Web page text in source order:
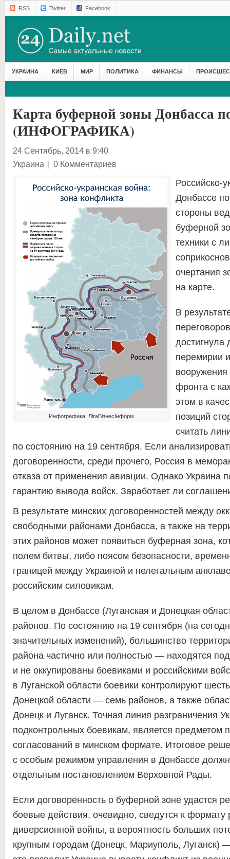
RSS Twitter Facebook
УКРАИНА КИЕВ МИР ПОЛИТИКА ФИНАНСЫ
Карта буферной зоны Донбасса
(ИНФОГРАФИКА)
24 Сентябрь, 2014 в 9:40
Украина | 0 Комментариев
Инфографика: ЛігаБізнесІнформ
Российско-
Донбассе
стороны
буферной
техники с
очертания
на карте.
В
достигнула
перемирии
вооружения
фронта с
этом в
позиций
считать
по состоянию на 19 сентября. Если
договоренности, среди прочего, Россия в
отказа от применения авиации. Однако Украина
гарантию вывода войск. Заработает ли
В результате минских договоренностей между
свободными районами Донбасса, а также на
этих районов может появиться буферная зона,
полем битвы, либо поясом безопасности,
границей между Украиной и нелегальным
российским силовикам.
В целом в Донбассе (Луганская и Донецкая
районов. По состоянию на 19 сентября (на
значительных изменений), большинство
района частично или полностью — находятся
и не оккупированы боевиками и российскими
в Луганской области боевики контролируют
Донецкой области — семь районов, а также
Донецк и Луганск. Точная линия разграничения
подконтрольных боевикам, является предметом
согласований в минском формате. Итоговое
с особым режимом управления в Донбассе
отдельным постановлением Верховной Рады.
Если договоренность о буферной зоне удастся
боевые действия, очевидно, сведутся к формату
диверсионной войны, а вероятность больших
крупным городам (Донецк, Мариуполь, Луганск)